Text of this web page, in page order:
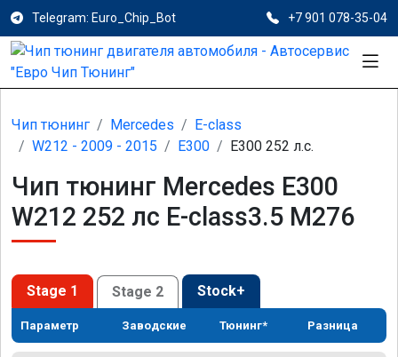
Telegram: Euro_Chip_Bot +7 901 078-35-04
Чип тюнинг Mercedes
E-class
W212 - 2009 - 2015
E300 E300 252 л.с.
Чип тюнинг Mercedes E300
W212 252 лс E-class3.5 M276
Stage 1 Stage 2 Stock+
Параметр Заводские Тюнинг* Разница